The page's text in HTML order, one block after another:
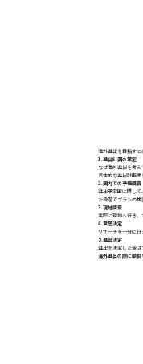
海外進出を目指すに
1.進出計画の策定
なぜ海外進出を考
具体的な進出計画案
2.国内での予備調査
進出予定国に関して
た段階でプランの検
3.現地調査
実際に現地へ行き、
4.意思決定
リサーチを十分に
5.進出決定
進出を決定した後は
海外進出の際に顧問